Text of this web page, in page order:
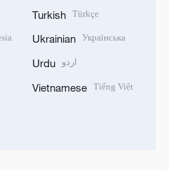
Turkish Türkçe
Ukrainian Українська
Urdu اردو
Vietnamese Tiếng Việt